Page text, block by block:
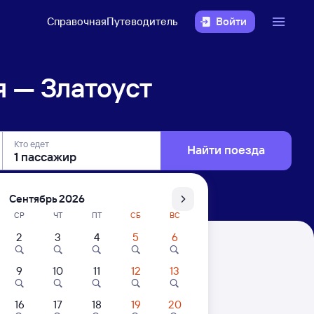
СправочнаяПутеводитель Войти
Златоуст
Кто едет Найти поезда
Сентябрь 2026
СР ЧТ ПТ СБ ВС
2 3 4 5 6
9 10 11 12 13
16 17 18 19 20